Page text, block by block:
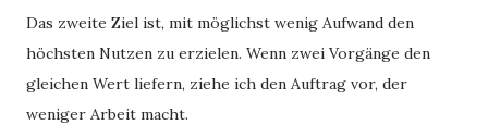
Das zweite Ziel ist, mit möglichst wenig Aufwand den
höchsten Nutzen zu erzielen. Wenn zwei Vorgänge den
gleichen Wert liefern, ziehe ich den Auftrag vor, der
weniger Arbeit macht.